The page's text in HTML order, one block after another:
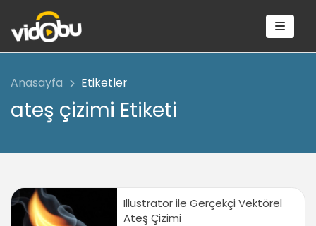
Anasayfa Etiketler
ateş çizimi Etiketi
Illustrator ile Gerçekçi Vektörel
Ateş Çizimi